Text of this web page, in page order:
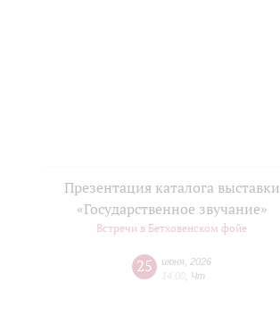
Презентация каталога выставки
«Государственное звучание»
Встречи в Бетховенском фойе
25 июня 2026
14:00 Чт